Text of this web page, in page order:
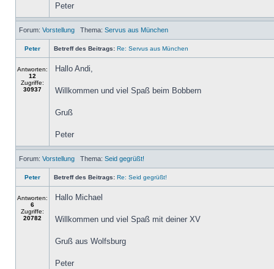
Peter
Forum: Vorstellung Thema: Servus aus München
Peter Betreff des Beitrags: Re: Servus aus München
Antworten:
12
Zugriffe:
30937
Hallo Andi,
Willkommen und viel Spaß beim Bobbern
Gruß
Peter
Forum: Vorstellung Thema: Seid gegrüßt!
Peter Betreff des Beitrags: Re: Seid gegrüßt!
Antworten:
6
Zugriffe:
20782
Hallo Michael
Willkommen und viel Spaß mit deiner XV
Gruß aus Wolfsburg
Peter